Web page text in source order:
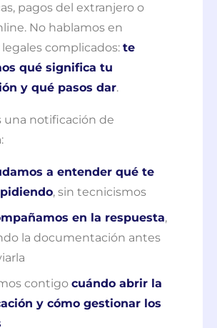
pagos del extranjero o
No hablamos en
complicados: te
qué significa tu
y qué pasos dar.
una notificación de
a entender qué te
, sin tecnicismos
en la respuesta,
la documentación antes
contigo cuándo abrir la
y cómo gestionar los